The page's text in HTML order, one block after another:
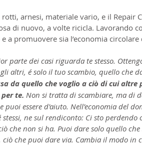
arnesi, materiale vario, e il Repair
di nuovo, a volte ricicla. Lavorando
a promuovere sia l’economia circolare
parte dei casi riguarda te stesso.
altri, é solo il tuo scambio, quello che
da quello che voglio a ciò di cui altre
te. Non si tratta di scambiare, ma di
puoi essere d'aiuto. Nell’economia del
stessi, ne sul rendiconto: Ci sto
che non si ha. Puoi dare solo quello
che puoi dare via. Cambia il modo in